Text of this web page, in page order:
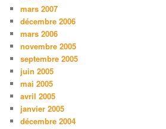
mars 2007
décembre 2006
mars 2006
novembre 2005
septembre 2005
juin 2005
mai 2005
avril 2005
janvier 2005
décembre 2004